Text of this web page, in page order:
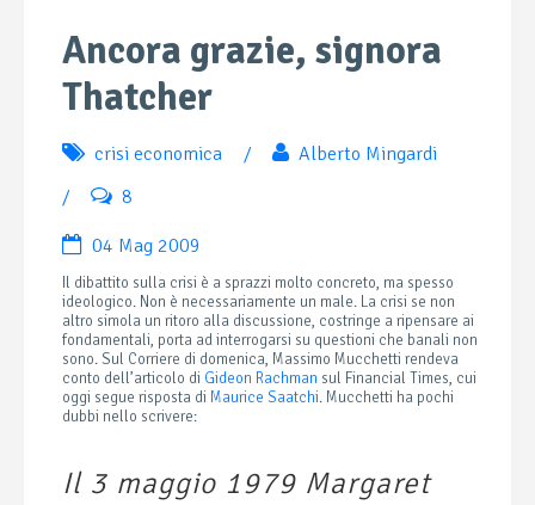
Ancora grazie, signora
Thatcher
crisi economica /
Alberto Mingardi
/
8
04 Mag 2009
Il dibattito sulla crisi è a sprazzi molto concreto, ma spesso
ideologico. Non è necessariamente un male. La crisi se non
altro simola un ritoro alla discussione, costringe a ripensare ai
fondamentali, porta ad interrogarsi su questioni che banali non
sono. Sul Corriere di domenica, Massimo Mucchetti rendeva
conto dell’articolo di Gideon Rachman sul Financial Times, cui
oggi segue risposta di Maurice Saatchi. Mucchetti ha pochi
dubbi nello scrivere:
Il 3 maggio 1979 Margaret